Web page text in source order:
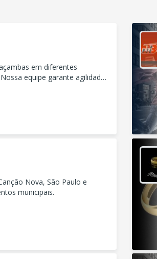
em diferentes
equipe garante agilidade
Nova, São Paulo e
municipais.